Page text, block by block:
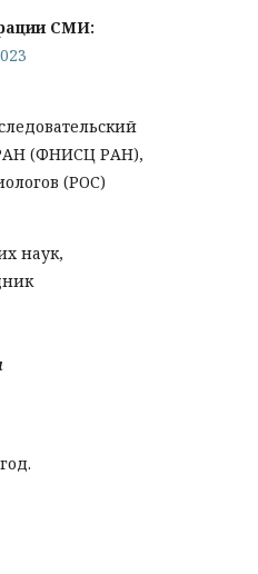
СМИ:
(ФНИСЦ РАН),
(РОС)
наук,